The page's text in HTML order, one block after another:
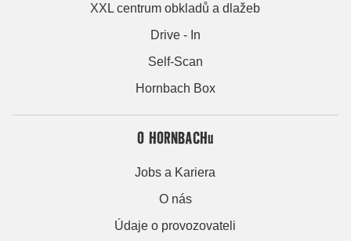
XXL centrum obkladů a dlažeb
Drive - In
Self-Scan
Hornbach Box
O HORNBACHu
Jobs a Kariera
O nás
Údaje o provozovateli